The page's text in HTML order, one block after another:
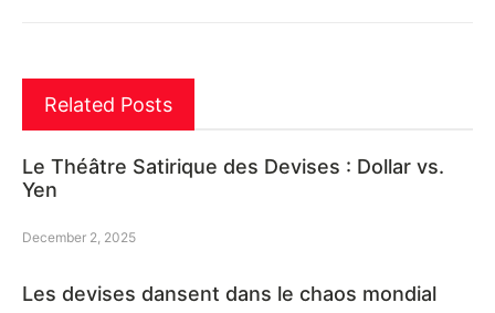
Related Posts
Le Théâtre Satirique des Devises : Dollar vs.
Yen
December 2, 2025
Les devises dansent dans le chaos mondial